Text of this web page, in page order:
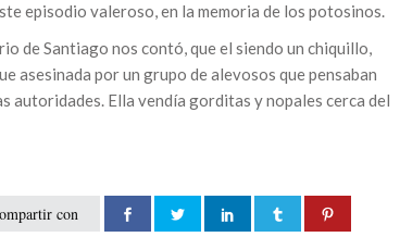
episodio valeroso, en la memoria de los potosinos.
de Santiago nos contó, que el siendo un chiquillo,
asesinada por un grupo de alevosos que pensaban
autoridades. Ella vendía gorditas y nopales cerca del
con